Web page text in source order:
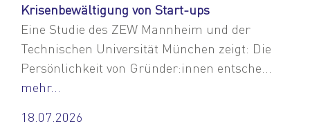
Krisenbewältigung von Start-ups
Eine Studie des ZEW Mannheim und der
Technischen Universität München zeigt: Die
Persönlichkeit von Gründer:innen entsche...
mehr...
18.07.2026